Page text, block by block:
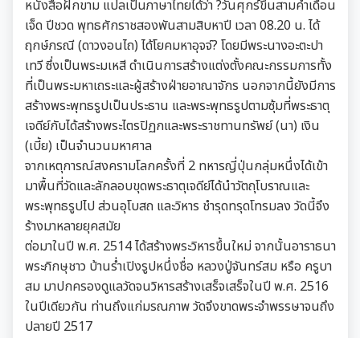
หนังสือฝักขาม แปลเป็นภาษาไทยได้ว่า ?วันศุกร์ขึ้นสามค่ำเดือน
เจ็ด ปีชวด พุทธศักราชสองพันสามสิบหาปี เวลา 08.20 น. ได้
ฤกษ์ภรณี (ดาวงอนไถ) ได้โยคมหาอุจจ์? โดยมีพระนางอะตะปา
เทวี ซึ่งเป็นพระมเหสี ดำเนินการสร้างแต่งตั้งคณะกรรมการทั้ง
ที่เป็นพระมหาเถระและผู้สร้างฝ่ายอาณาจักร นอกจากนี้ยังมีการ
สร้างพระพุทธรูปเป็นประธาน และพระพุทธรูปตามซุ้มที่พระธาตุ
เจดีย์กับได้สร้างพระไตรปิฏกและพระราชทานทรัพย์ (นา) เงิน
(เบี้ย) เป็นจำนวนมหาศาล
จากเหตุการณ์สงครามโลกครั้งที่ 2 ทหารญี่ปุ่นกลุ่มหนึ่งได้เข้า
มาพื้นที่วัดและลักลอบขุดพระธาตุเจดีย์ได้นำวัตถุโบราณและ
พระพุทธรูปไป ส่วนอุโบสถ และวิหาร ชำรุดทรุดโทรมลง วัดนี้จึง
ร้างมาหลายยุคสมัย
ต่อมาในปี พ.ศ. 2514 ได้สร้างพระวิหารขึ้นใหม่ จากนั้นอาราธนา
พระภิกษุชาว บ้านร่ำเปิงรูปหนึ่งชื่อ หลวงปู่จันทร์สม หรือ ครูบา
สม มาปกครองดูแลวัดจนวิหารสร้างเสร็จเสร็จในปี พ.ศ. 2516
ในปีเดียวกัน ท่านถึงแก่มรณภาพ วัดจึงขาดพระจำพรรษาจนถึง
ปลายปี 2517